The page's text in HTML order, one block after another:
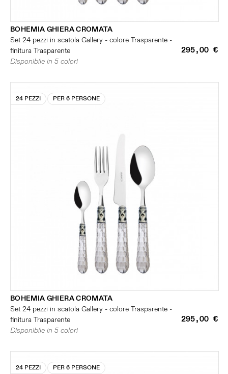
BOHEMIA GHIERA CROMATA
Set 24 pezzi in scatola Gallery - colore Trasparente -
finitura Trasparente
295,00 €
Disponibile in 5 colori
24 PEZZI PER 6 PERSONE
BOHEMIA GHIERA CROMATA
Set 24 pezzi in scatola Gallery - colore Trasparente -
finitura Trasparente
295,00 €
Disponibile in 5 colori
24 PEZZI PER 6 PERSONE